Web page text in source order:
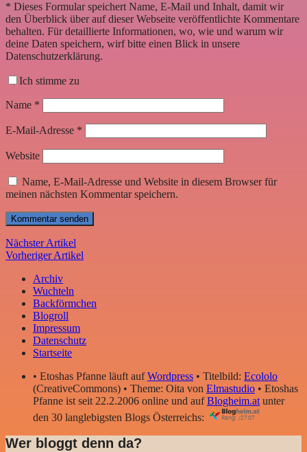
* Dieses Formular speichert Name, E-Mail und Inhalt, damit wir
den Überblick über auf dieser Webseite veröffentlichte Kommentare
behalten. Für detaillierte Informationen, wo, wie und warum wir
deine Daten speichern, wirf bitte einen Blick in unsere
Datenschutzerklärung.
Ich stimme zu
Name *
E-Mail-Adresse *
Website
Name, E-Mail-Adresse und Website in diesem Browser für
meinen nächsten Kommentar speichern.
Nächster Artikel
Vorheriger Artikel
Archiv
Wuchteln
Backförmchen
Blogroll
Impressum
Datenschutz
Startseite
• Etoshas Pfanne läuft aufWordpress • Titelbild: Ecololo
(CreativeCommons) • Theme: Oita von Elmastudio • Etoshas
Pfanne ist seit 22.2.2006 online und aufBlogheim.atunter
den 30 langlebigsten Blogs Österreichs:
Wer bloggt denn da?